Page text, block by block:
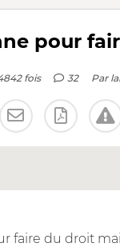
pour
fois 32 Par
faire du droit